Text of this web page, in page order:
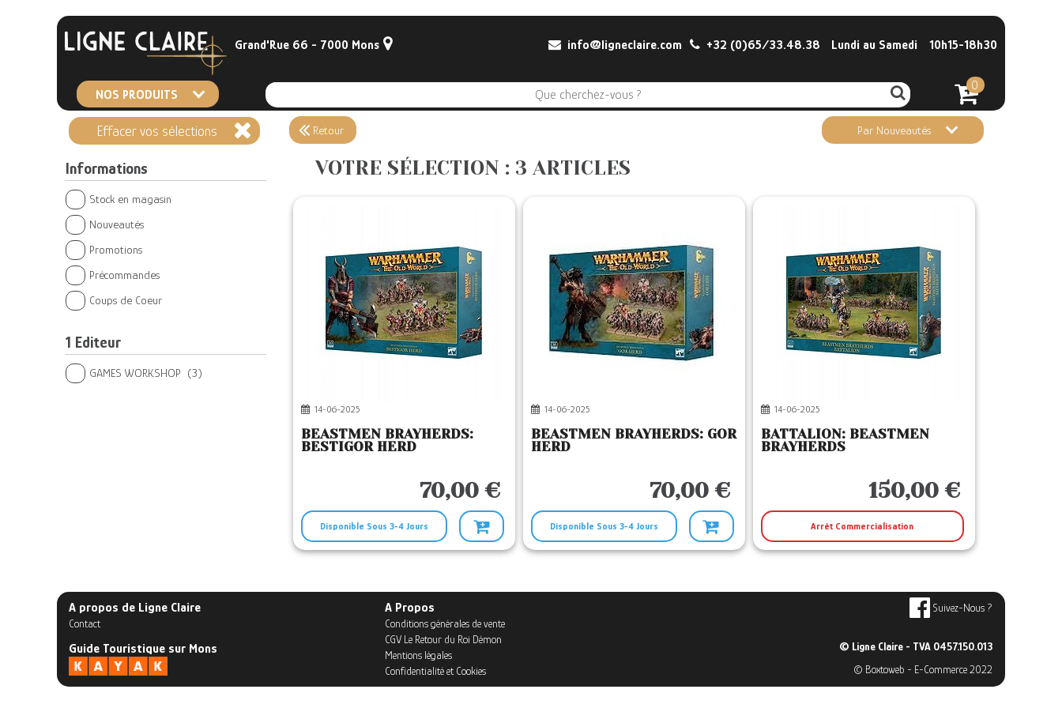
Grand'Rue 66 - 7000 Mons 10h15-18h30
Lundi au Samedi
+32 (0)65/33.48.38
info@ligneclaire.com
NOS PRODUITS
0
Effacer vos sélections
Informations
Stock en magasin
Nouveautés
Promotions
Précommandes
Coups de Coeur
1 Editeur
GAMES WORKSHOP (3)
Retour Par Nouveautés
VOTRE SÉLECTION : 3 ARTICLES
14-06-2025
BEASTMEN BRAYHERDS:
BESTIGOR HERD
70,00 €
Disponible Sous 3-4 Jours
14-06-2025
BEASTMEN BRAYHERDS: GOR
HERD
70,00 €
Disponible Sous 3-4 Jours
14-06-2025
BATTALION: BEASTMEN
BRAYHERDS
150,00 €
Arrêt Commercialisation
A propos de Ligne Claire
Contact
Guide Touristique sur Mons
A Propos
Conditions générales de vente
CGV Le Retour du Roi Démon
Mentions légales
Confidentialité et Cookies
Suivez-Nous ?
© Ligne Claire - TVA 0457.150.013
© Boxtoweb - E-Commerce 2022